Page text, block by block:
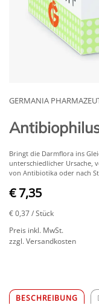
GERMANIA
Bringt die Darmflora ins
unterschiedlicher Ursache,
von Antibiotika oder nach
€ 7,35
€ 0,37/ Stück
Preis inkl. MwSt.
zzgl. Versandkosten
BESCHREIBUNG